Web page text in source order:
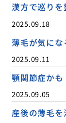
漢方で巡り
2025.09.18
薄毛が気に
2025.09.11
顎関節症か
2025.09.05
産後の薄毛